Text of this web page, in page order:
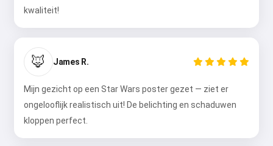
kwaliteit!
🦊 James R.
Mijn gezicht op een Star Wars poster gezet — ziet er
ongelooflijk realistisch uit! De belichting en schaduwen
kloppen perfect.